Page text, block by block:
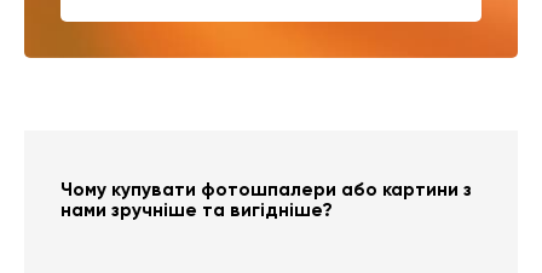
Чому купувати фотошпалери або картини з
нами зручніше та вигідніше?